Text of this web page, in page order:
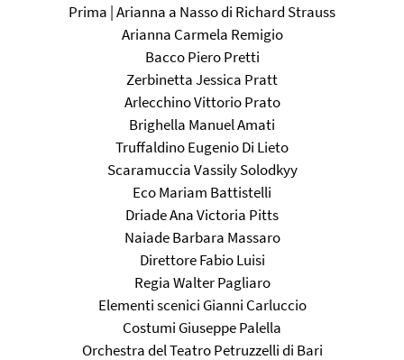
Prima | Arianna a Nasso di Richard Strauss
Arianna Carmela Remigio
Bacco Piero Pretti
Zerbinetta Jessica Pratt
Arlecchino Vittorio Prato
Brighella Manuel Amati
Truffaldino Eugenio Di Lieto
Scaramuccia Vassily Solodkyy
Eco Mariam Battistelli
Driade Ana Victoria Pitts
Naiade Barbara Massaro
Direttore Fabio Luisi
Regia Walter Pagliaro
Elementi scenici Gianni Carluccio
Costumi Giuseppe Palella
Orchestra del Teatro Petruzzelli di Bari